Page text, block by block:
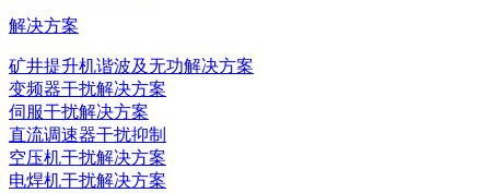
解决方案
矿井提升机谐波及无功解决方案
变频器干扰解决方案
伺服干扰解决方案
直流调速器干扰抑制
空压机干扰解决方案
电焊机干扰解决方案